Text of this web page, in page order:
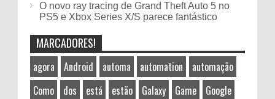
O novo ray tracing de Grand Theft Auto 5 no
PS5 e Xbox Series X/S parece fantástico
MARCADORES!
agora Android automa automation
automação
Como
dos está estão Galaxy Game
Google